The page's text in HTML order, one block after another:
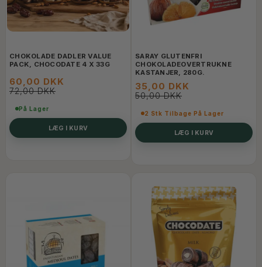
CHOKOLADE DADLER VALUE
PACK, CHOCODATE 4 X 33G
60,00 DKK
72,00 DKK
På Lager
LÆG I KURV
SARAY GLUTENFRI
CHOKOLADEOVERTRUKNE
KASTANJER, 280G.
35,00 DKK
50,00 DKK
2 Stk Tilbage På Lager
LÆG I KURV